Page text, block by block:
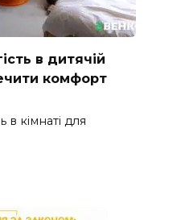
в дитячій
комфорт
в кімнаті для